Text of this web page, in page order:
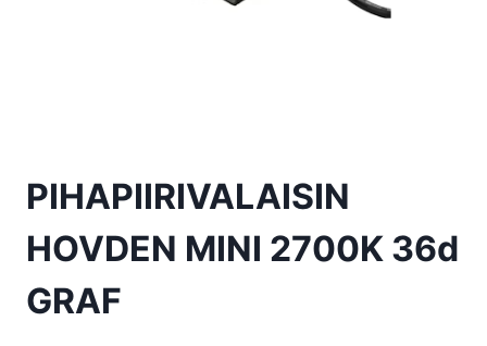
PIHAPIIRIVALAISIN
HOVDEN MINI 2700K 36d
GRAF